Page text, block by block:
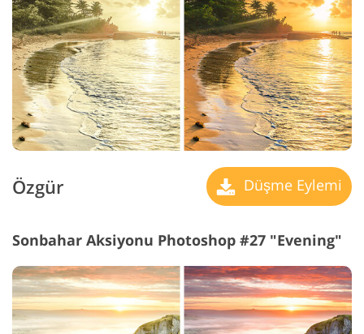
Özgür Düşme Eylemi
Sonbahar Aksiyonu Photoshop #27 "Evening"